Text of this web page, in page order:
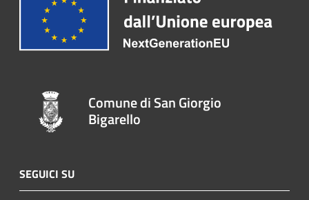
Comune di San Giorgio
Bigarello
SEGUICI SU